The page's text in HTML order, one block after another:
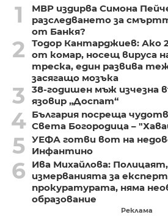
1
МВР издирва Симона
разследването за
от Банкя?
2
Тодор Кантарджиев: Ако
от комар, носещ вируса
треска, един развива
засягащо мозъка
3
38-годишен мъж изчезна
язовир „Доспат“
4 България посреща
Света Богородица –
5 УЕФА готви вот на
Инфантино
6
Ива Михайлова:
измерванията за
прокуратурата, няма
образование
Реклама